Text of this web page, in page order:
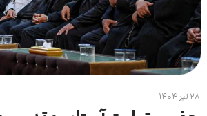
۲۸ تیر ۱۴۰۴